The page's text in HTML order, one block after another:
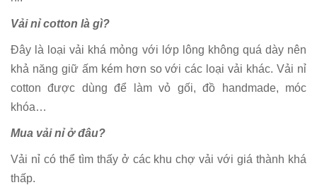
Vải nỉ cotton là gì?
Đây là loại vải khá mỏng với lớp lông không quá dày nên
khả năng giữ ấm kém hơn so với các loại vải khác. Vải nỉ
cotton được dùng để làm vỏ gối, đồ handmade, móc
khóa…
Mua vải nỉ ở đâu?
Vải nỉ có thể tìm thấy ở các khu chợ vải với giá thành khá
thấp.